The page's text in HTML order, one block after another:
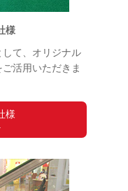
様
て、オリジナル
活用いただきま
様